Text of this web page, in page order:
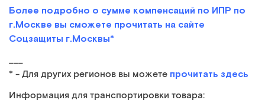
Более подробно о сумме компенсаций по ИПР по
г.Москве вы сможете прочитать на сайте
Соцзащиты г.Москвы*
___
* - Для других регионов вы можете прочитать здесь
Информация для транспортировки товара: